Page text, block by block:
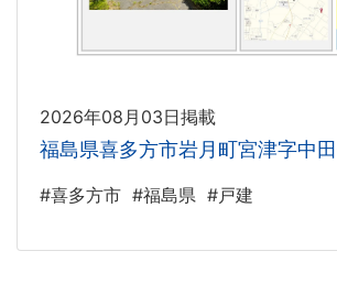
2026年08月03日掲載
福島県喜多方市岩月町宮津字中
#喜多方市 #福島県 #戸建